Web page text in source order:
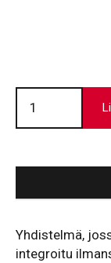
Suojakypärä
CleanAIR®
40
Yhdistelmä,
integroitu